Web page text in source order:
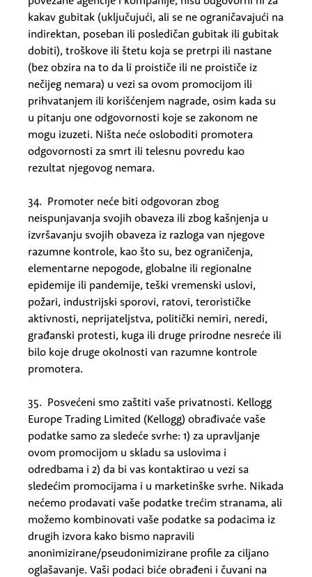
kakav gubitak (uključujući, ali se ne ograničavajući na
indirektan, poseban ili posledičan gubitak ili gubitak
dobiti), troškove ili štetu koja se pretrpi ili nastane
(bez obzira na to da li proističe ili ne proističe iz
nečijeg nemara) u vezi sa ovom promocijom ili
prihvatanjem ili korišćenjem nagrade, osim kada su
u pitanju one odgovornosti koje se zakonom ne
mogu izuzeti. Ništa neće osloboditi promotera
odgovornosti za smrt ili telesnu povredu kao
rezultat njegovog nemara.
34. Promoter neće biti odgovoran zbog
neispunjavanja svojih obaveza ili zbog kašnjenja u
izvršavanju svojih obaveza iz razloga van njegove
razumne kontrole, kao što su, bez ograničenja,
elementarne nepogode, globalne ili regionalne
epidemije ili pandemije, teški vremenski uslovi,
požari, industrijski sporovi, ratovi, terorističke
aktivnosti, neprijateljstva, politički nemiri, neredi,
građanski protesti, kuga ili druge prirodne nesreće ili
bilo koje druge okolnosti van razumne kontrole
promotera.
35. Posvećeni smo zaštiti vaše privatnosti. Kellogg
Europe Trading Limited (Kellogg) obrađivaće vaše
podatke samo za sledeće svrhe: 1) za upravljanje
ovom promocijom u skladu sa uslovima i
odredbama i 2) da bi vas kontaktirao u vezi sa
sledećim promocijama i u marketinške svrhe. Nikada
nećemo prodavati vaše podatke trećim stranama, ali
možemo kombinovati vaše podatke sa podacima iz
drugih izvora kako bismo napravili
anonimizirane/pseudonimizirane profile za ciljano
oglašavanje. Vaši podaci biće obrađeni i čuvani na